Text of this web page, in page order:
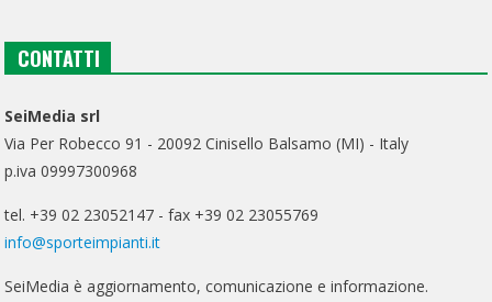
CONTATTI
SeiMedia srl
Via Per Robecco 91 - 20092 Cinisello Balsamo (MI) - Italy
p.iva 09997300968
tel. +39 02 23052147 - fax +39 02 23055769
info@sporteimpianti.it
SeiMedia è aggiornamento, comunicazione e informazione.